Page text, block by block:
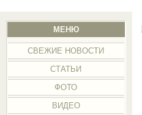
МЕНЮ
СВЕЖИЕ НОВОСТИ
СТАТЬИ
ФОТО
ВИДЕО